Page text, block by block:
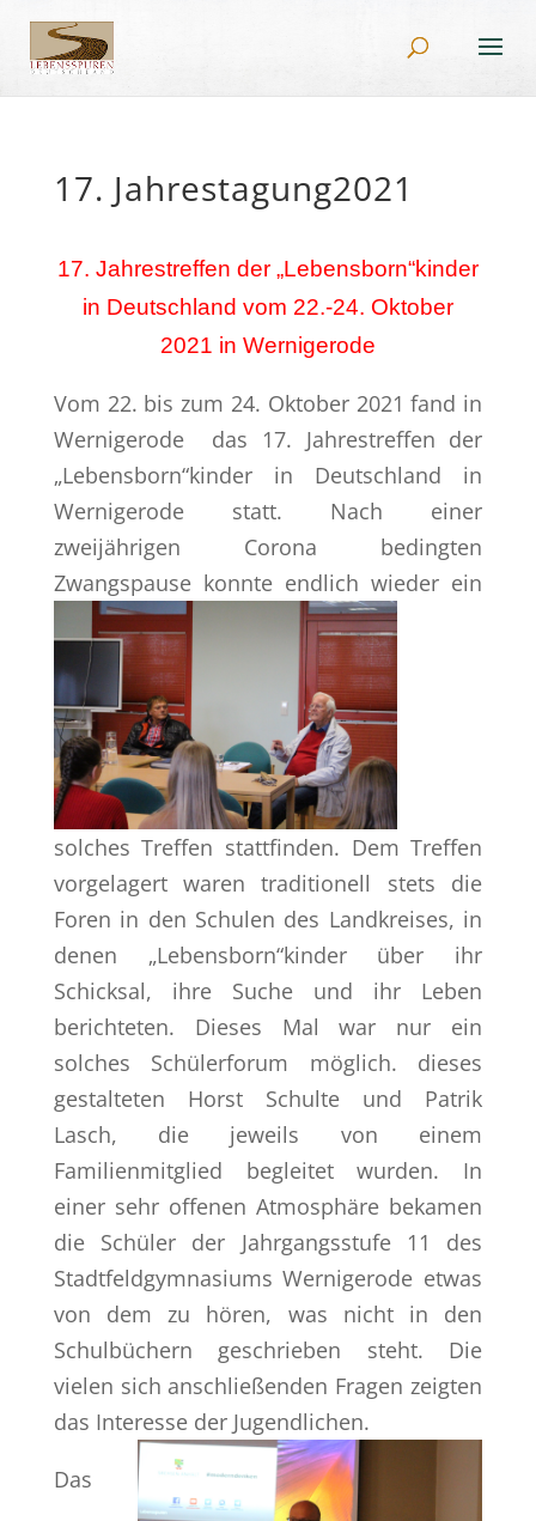
17. Jahrestagung2021
17. Jahrestreffen der „Lebensborn“kinder
in Deutschland vom 22.-24. Oktober
2021 in Wernigerode
Vom 22. bis zum 24. Oktober 2021 fand in
Wernigerode das 17. Jahrestreffen der
„Lebensborn“kinder in Deutschland in
Wernigerode statt. Nach einer
zweijährigen Corona bedingten
Zwangspause konnteendlich wieder ein
solches Treffen stattfinden. Dem Treffen
vorgelagert waren traditionell stets die
Foren in den Schulen des Landkreises, in
denen „Lebensborn“kinder über ihr
Schicksal, ihre Suche und ihr Leben
berichteten. Dieses Mal war nur ein
solches Schülerforum möglich. dieses
gestalteten Horst Schulte und Patrik
Lasch, die jeweils von einem
Familienmitglied begleitet wurden. In
einer sehr offenen Atmosphäre bekamen
die Schüler der Jahrgangsstufe 11 des
Stadtfeldgymnasiums Wernigerode etwas
von dem zu hören, was nicht in den
Schulbüchern geschrieben steht. Die
vielen sich anschließenden Fragen zeigten
das Interesse der Jugendlichen.
Das